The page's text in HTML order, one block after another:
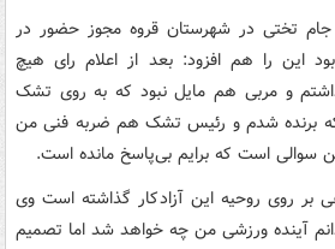
تختی در شهرستان قروه مجوز حضور در
این را هم افزود: بعد از اعلام رای هیچ
نداشتم و مربی هم مایل نبود که به روی تشک
که برنده شدم و رئیس تشک هم ضربه فنی من
سوالی است که برایم بی‌پاسخ مانده است.
بر روی روحیه این آزادکار گذاشته است وی
آینده ورزشی من چه خواهد شد اما تصمیم